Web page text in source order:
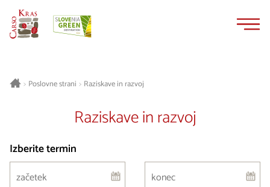
> Poslovne strani > Raziskave in razvoj
Raziskave in razvoj
Izberite termin